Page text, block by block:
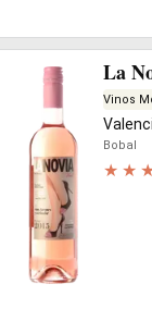
La
Vinos
Bobal